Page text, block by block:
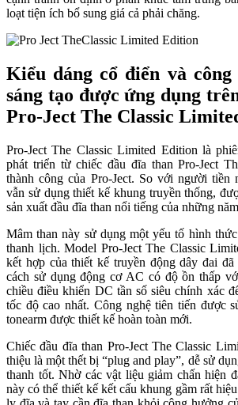
loạt tiện ích bổ sung giá cả phải chăng.
Kiểu dáng cổ điển và công
sáng tạo được ứng dụng
Pro-Ject The Classic
Pro-Ject The Classic Limited Edition là
phát triển từ chiếc đầu đĩa than Pro-Ject
thành công của Pro-Ject. So với người tiền
vẫn sử dụng thiết kế khung truyền thống,
sản xuất đầu đĩa than nổi tiếng của những
Mâm than này sử dụng một yếu tố hình
thanh lịch. Model Pro-Ject The Classic
kết hợp của thiết kế truyền động dây đai
cách sử dụng động cơ AC có độ ồn thấp
chiều điều khiển DC tần số siêu chính xác
tốc độ cao nhất. Công nghệ tiên tiến được
tonearm được thiết kế hoàn toàn mới.
Chiếc đầu đĩa than Pro-Ject The Classic
thiệu là một thết bị “plug and play”, dễ sử
thanh tốt. Nhờ các vật liệu giảm chấn hiện
này có thể thiết kế kết cấu khung gầm rất